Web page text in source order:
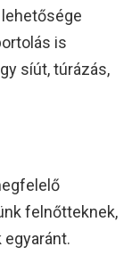
is
síút, túrázás,
felnőtteknek,